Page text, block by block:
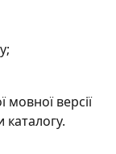
мовної версії
каталогу.